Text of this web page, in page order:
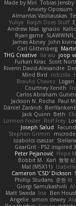
Made by Miri Tobias Jensby
Anxiety Opossum
Almantas Vasiliauskas
Yuliya Ralph Does Stuff
Andrew Islas Ignacio
Ryan game
James Abney John
Carl Glittenberg
THG Creative lia wu joop
Furkan Kirac Scott
Riverin David-Alexandre
Mind Bird
robzilla
Braulio Chavez
Logan
Courtney Xenith
Carlos Abraham
Jackson N. Rocha Paul
Dániel Zarándi
Jack Quinn Beth
Lonnon Foster Rolf Frey
Joseph Salud
Stephen Grimm
szabolcs csaszar
GearGrit - PS2 inspired
Peter Pejanović Hope
Bobbit M. Karl 敦智 紀
Mat (M5X11)
Cameron 'CSD' Dickson
Phillip Studans 준현 이
Giorgi Samukashvili
Matt Sweda Ina Ben
Angelie simon dewey